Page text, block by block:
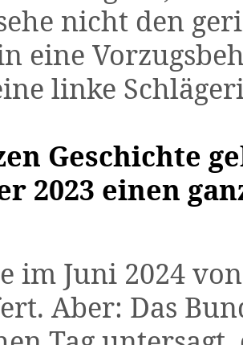
nicht den
eine
linke
Geschichte
2023 einen
im Juni 2024
Aber: Das